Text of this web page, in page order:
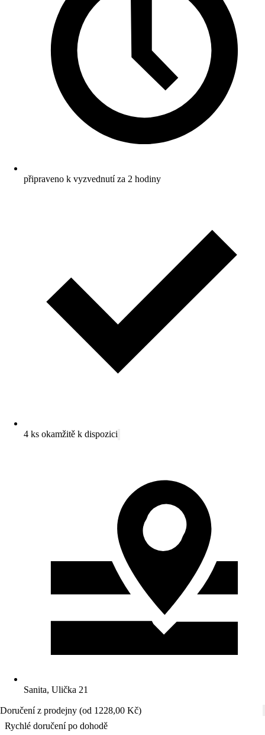
připraveno k vyzvednutí za 2 hodiny
4 ks okamžitě k dispozici
Sanita, Ulička 21
Doručení z prodejny (od 1228,00 Kč)
Rychlé doručení po dohodě